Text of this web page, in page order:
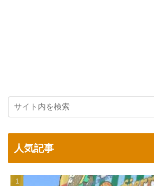
人気記事